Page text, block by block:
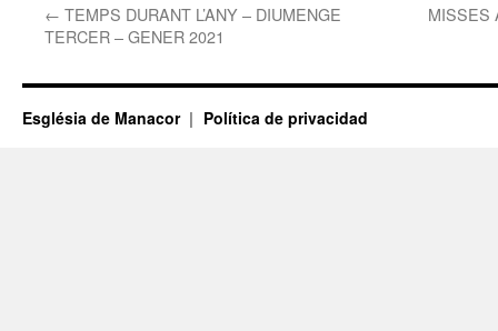
← TEMPS DURANT L’ANY – DIUMENGE
TERCER – GENER 2021
MISSES
Església de Manacor Política de privacidad